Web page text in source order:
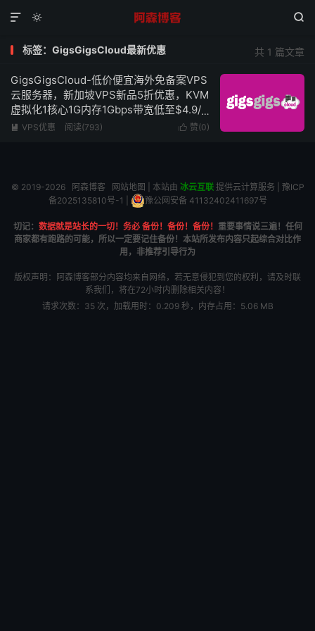
 

共 1 篇文章
标签：GigsGigsCloud最新优惠
GigsGigsCloud-低价便宜海外免备案VPS
云服务器，新加坡VPS新品5折优惠，KVM
虚拟化1核心1G内存1Gbps带宽低至$4.9/
月
 赞(0)
 VPS优惠 阅读(793)
© 2019-2026 阿森博客 网站地图 | 本站由 冰云互联提供云计算服务 | 豫ICP
备2025135810号-1
豫公网安备 41132402411697号
切记： 数据就是站长的一切！务必 备份！备份！备份！ 重要事情说三遍！任何
商家都有跑路的可能，所以一定要记住备份！本站所发布内容只起综合对比作
用，非推荐引导行为
版权声明：阿森博客部分内容均来自网络，若无意侵犯到您的权利，请及时联
系我们，将在72小时内删除相关内容！
请求次数：35 次，加载用时：0.209 秒，内存占用：5.06 MB